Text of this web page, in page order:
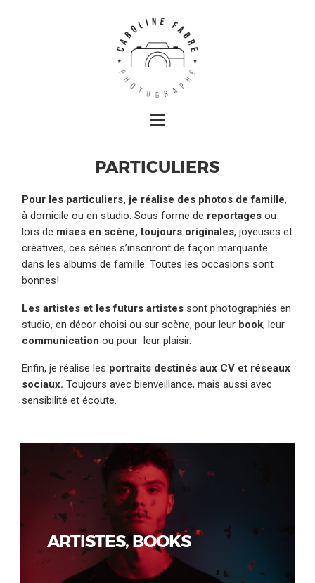
PARTICULIERS
Pour les particuliers, je réalise des photos de famille,
à domicile ou en studio. Sous forme de reportages ou
lors de mises en scène, toujours originales, joyeuses et
créatives, ces séries s’inscriront de façon marquante
dans les albums de famille. Toutes les occasions sont
bonnes!
Les artistes et les futurs artistes sont photographiés en
studio, en décor choisi ou sur scène, pour leur book, leur
communication ou pour leur plaisir.
Enfin, je réalise les portraits destinés aux CV et réseaux
sociaux. Toujours avec bienveillance, mais aussi avec
sensibilité et écoute.
ARTISTES, BOOKS